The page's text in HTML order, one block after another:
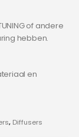
of andere
hebben.
en
, Diffusers